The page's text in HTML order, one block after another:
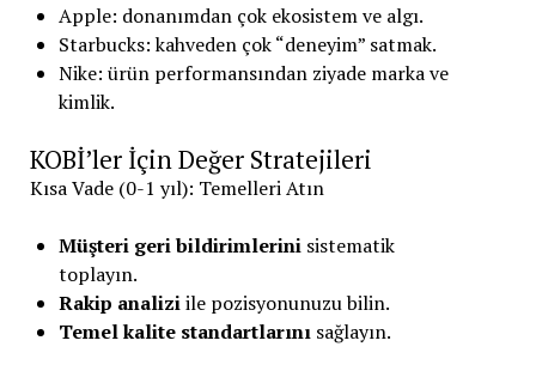
Apple: donanımdan çok ekosistem ve algı.
Starbucks: kahveden çok “deneyim” satmak.
Nike: ürün performansından ziyade marka ve
kimlik.
KOBİ’ler İçin Değer Stratejileri
Kısa Vade (0-1 yıl): Temelleri Atın
Müşteri geri bildirimlerinisistematik
toplayın.
Rakip analiziile pozisyonunuzu bilin.
Temel kalite standartlarınısağlayın.